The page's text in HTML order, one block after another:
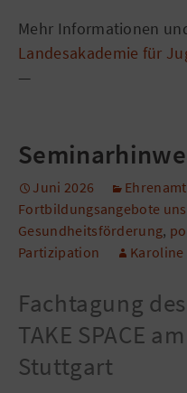
Mehr Informationen
Landesakademie für
—
Juni 2026
Fortbildungsangebote
Gesundheitsförderung,
Partizipation
Fachtagung
TAKE SPACE
Stuttgart